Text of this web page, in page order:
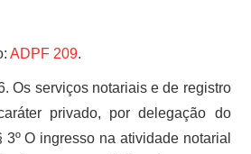
ADPF 209.
Os serviços notariais e de registro
privado, por delegação do
O ingresso na atividade notarial